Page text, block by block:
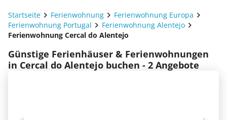
Startseite Ferienwohnung
Ferienwohnung Europa
Ferienwohnung Portugal
Ferienwohnung Alentejo
Ferienwohnung Cercal do Alentejo
Günstige Ferienhäuser & Ferienwohnungen
in Cercal do Alentejo buchen - 2 Angebote